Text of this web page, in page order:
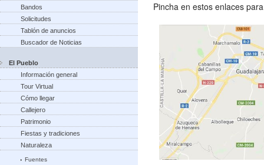
Bandos
Solicitudes
Tablón de anuncios
Buscador de Noticias
El Pueblo
Información general
Tour Virtual
Cómo llegar
Callejero
Patrimonio
Fiestas y tradiciones
Naturaleza
Fuentes
Pincha en estos enlaces